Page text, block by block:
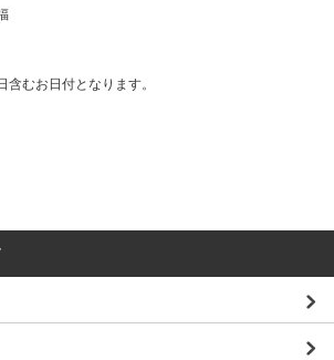
むお日付となります。